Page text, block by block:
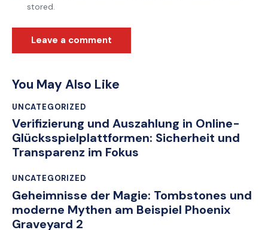
stored.
You May Also Like
UNCATEGORIZED
Verifizierung und Auszahlung in Online-
Glücksspielplattformen: Sicherheit und
Transparenz im Fokus
UNCATEGORIZED
Geheimnisse der Magie: Tombstones und
moderne Mythen am Beispiel Phoenix
Graveyard 2